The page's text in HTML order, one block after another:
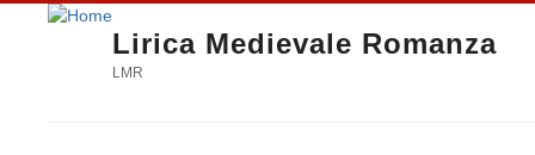
Lirica Medievale Romanza
LMR